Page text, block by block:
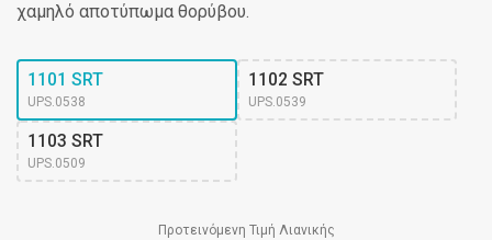
χαμηλό αποτύπωμα θορύβου.
1101 SRT
UPS.0538
1102 SRT
UPS.0539
1103 SRT
UPS.0509
Προτεινόμενη Τιμή Λιανικής